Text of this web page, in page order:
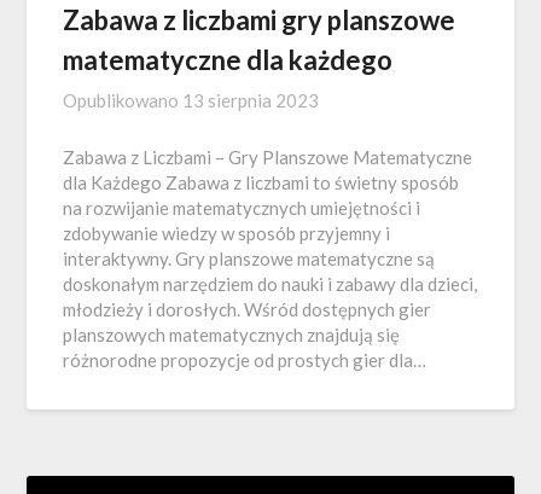
Zabawa z liczbami gry planszowe
matematyczne dla każdego
Opublikowano 13 sierpnia 2023
Zabawa z Liczbami – Gry Planszowe Matematyczne
dla Każdego Zabawa z liczbami to świetny sposób
na rozwijanie matematycznych umiejętności i
zdobywanie wiedzy w sposób przyjemny i
interaktywny. Gry planszowe matematyczne są
doskonałym narzędziem do nauki i zabawy dla dzieci,
młodzieży i dorosłych. Wśród dostępnych gier
planszowych matematycznych znajdują się
różnorodne propozycje od prostych gier dla…